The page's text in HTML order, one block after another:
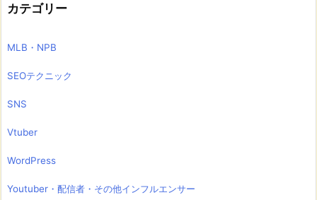
カテゴリー
MLB・NPB
SEOテクニック
SNS
Vtuber
WordPress
Youtuber・配信者・その他インフルエンサー